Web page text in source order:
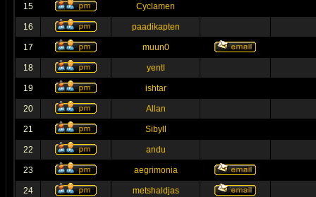
15 Cyclamen
16 paadikapten
17 muun0
18 yentl
19 ishtar
20 Allan
21 Sibyll
22 andu
23 aegrimonia
24 metshaldjas